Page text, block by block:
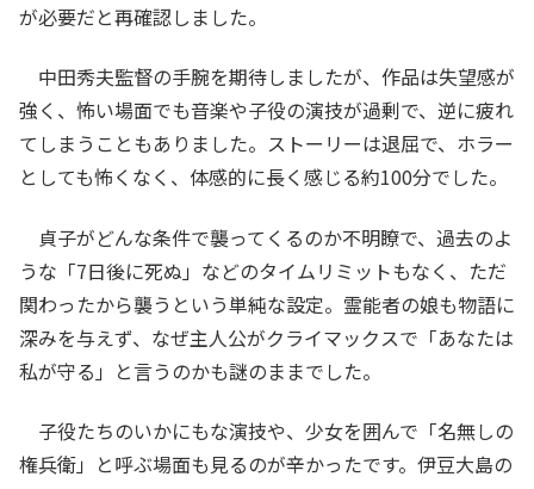
が必要だと再確認しました。
中田秀夫監督の手腕を期待しましたが、作品は失望感が
強く、怖い場面でも音楽や子役の演技が過剰で、逆に疲れ
てしまうこともありました。ストーリーは退屈で、ホラー
としても怖くなく、体感的に長く感じる約100分でした。
貞子がどんな条件で襲ってくるのか不明瞭で、過去のよ
うな「7日後に死ぬ」などのタイムリミットもなく、ただ
関わったから襲うという単純な設定。霊能者の娘も物語に
深みを与えず、なぜ主人公がクライマックスで「あなたは
私が守る」と言うのかも謎のままでした。
子役たちのいかにもな演技や、少女を囲んで「名無しの
権兵衛」と呼ぶ場面も見るのが辛かったです。伊豆大島の